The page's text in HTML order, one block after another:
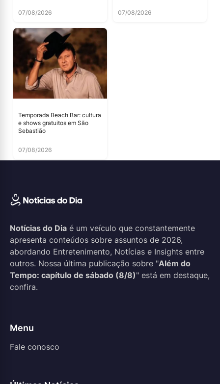
07/08/2026 07/08/2026
Temporada Beach Bar: cultura
e shows gratuitos em São
Sebastião
07/08/2026
Notícias do Dia é um veículo que constantemente
apresenta conteúdos sobre assuntos de 2026,
abordando Entretenimento, Notícias e Insights entre
outros. Nossa última publicação sobre "Além do
Tempo: capítulo de sábado (8/8)" está em destaque,
confira.
Menu
Fale conosco